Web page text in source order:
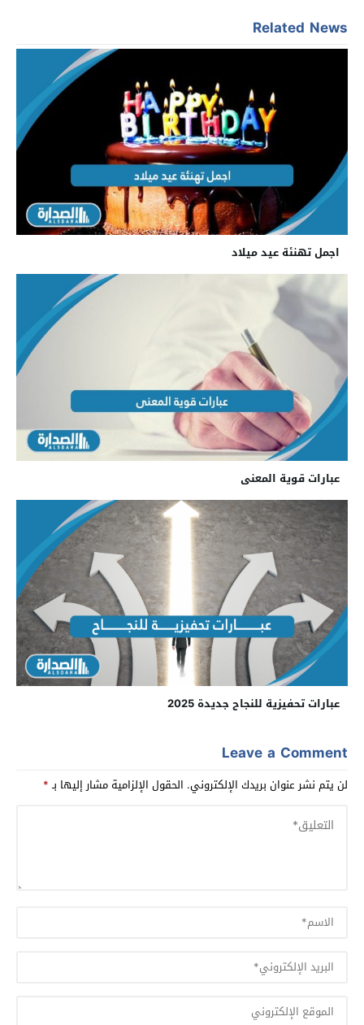
Related News
اجمل تهنئة عيد ميلاد
عبارات قوية المعنى
عبارات تحفيزية للنجاح جديدة 2025
Leave a Comment
لن يتم نشر عنوان بريدك الإلكتروني. الحقول الإلزامية مشار إليها بـ*